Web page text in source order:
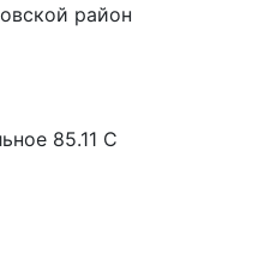
район
85.11 C